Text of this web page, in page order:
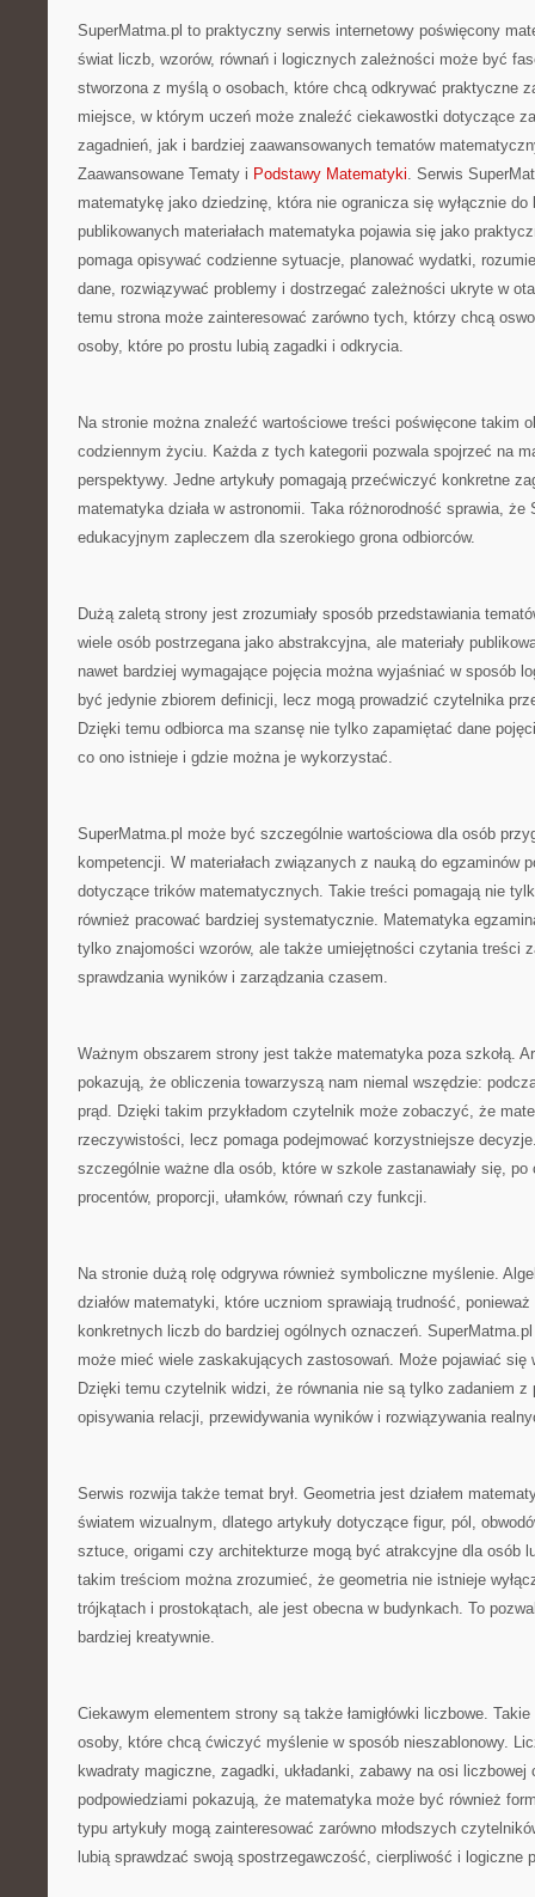
SuperMatma.pl to praktyczny serwis internetowy poświęcony
świat liczb, wzorów, równań i logicznych zależności może być
stworzona z myślą o osobach, które chcą odkrywać praktyczne
miejsce, w którym uczeń może znaleźć ciekawostki dotyczące
zagadnień, jak i bardziej zaawansowanych tematów
Zaawansowane Tematy i Podstawy Matematyki. Serwis
matematykę jako dziedzinę, która nie ogranicza się wyłącznie
publikowanych materiałach matematyka pojawia się jako
pomaga opisywać codzienne sytuacje, planować wydatki,
dane, rozwiązywać problemy i dostrzegać zależności ukryte w
temu strona może zainteresować zarówno tych, którzy chcą
osoby, które po prostu lubią zagadki i odkrycia.
Na stronie można znaleźć wartościowe treści poświęcone takim
codziennym życiu. Każda z tych kategorii pozwala spojrzeć na
perspektywy. Jedne artykuły pomagają przećwiczyć konkretne
matematyka działa w astronomii. Taka różnorodność sprawia,
edukacyjnym zapleczem dla szerokiego grona odbiorców.
Dużą zaletą strony jest zrozumiały sposób przedstawiania
wiele osób postrzegana jako abstrakcyjna, ale materiały
nawet bardziej wymagające pojęcia można wyjaśniać w sposób
być jedynie zbiorem definicji, lecz mogą prowadzić czytelnika
Dzięki temu odbiorca ma szansę nie tylko zapamiętać dane
co ono istnieje i gdzie można je wykorzystać.
SuperMatma.pl może być szczególnie wartościowa dla osób
kompetencji. W materiałach związanych z nauką do egzaminów
dotyczące trików matematycznych. Takie treści pomagają nie
również pracować bardziej systematycznie. Matematyka
tylko znajomości wzorów, ale także umiejętności czytania treści
sprawdzania wyników i zarządzania czasem.
Ważnym obszarem strony jest także matematyka poza szkołą.
pokazują, że obliczenia towarzyszą nam niemal wszędzie:
prąd. Dzięki takim przykładom czytelnik może zobaczyć, że
rzeczywistości, lecz pomaga podejmować korzystniejsze
szczególnie ważne dla osób, które w szkole zastanawiały się, po
procentów, proporcji, ułamków, równań czy funkcji.
Na stronie dużą rolę odgrywa również symboliczne myślenie.
działów matematyki, które uczniom sprawiają trudność,
konkretnych liczb do bardziej ogólnych oznaczeń.
może mieć wiele zaskakujących zastosowań. Może pojawiać
Dzięki temu czytelnik widzi, że równania nie są tylko zadaniem
opisywania relacji, przewidywania wyników i rozwiązywania
Serwis rozwija także temat brył. Geometria jest działem
światem wizualnym, dlatego artykuły dotyczące figur, pól,
sztuce, origami czy architekturze mogą być atrakcyjne dla osób
takim treściom można zrozumieć, że geometria nie istnieje
trójkątach i prostokątach, ale jest obecna w budynkach. To
bardziej kreatywnie.
Ciekawym elementem strony są także łamigłówki liczbowe.
osoby, które chcą ćwiczyć myślenie w sposób nieszablonowy.
kwadraty magiczne, zagadki, układanki, zabawy na osi
podpowiedziami pokazują, że matematyka może być również
typu artykuły mogą zainteresować zarówno młodszych
lubią sprawdzać swoją spostrzegawczość, cierpliwość i logiczne